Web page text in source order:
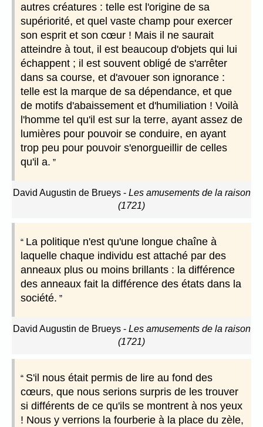
autres créatures : telle est l'origine de sa
supériorité, et quel vaste champ pour exercer
son esprit et son cœur ! Mais il ne saurait
atteindre à tout, il est beaucoup d'objets qui lui
échappent ; il est souvent obligé de s'arrêter
dans sa course, et d'avouer son ignorance :
telle est la marque de sa dépendance, et que
de motifs d'abaissement et d'humiliation ! Voilà
l'homme tel qu'il est sur la terre, ayant assez de
lumières pour pouvoir se conduire, en ayant
trop peu pour pouvoir s'enorgueillir de celles
qu'il a.
David Augustin de Brueys- Les amusements de la raison
(1721)
La politique n'est qu'une longue chaîne à
laquelle chaque individu est attaché par des
anneaux plus ou moins brillants : la différence
des anneaux fait la différence des états dans la
société.
David Augustin de Brueys- Les amusements de la raison
(1721)
S'il nous était permis de lire au fond des
cœurs, que nous serions surpris de les trouver
si différents de ce qu'ils se montrent à nos yeux
! Nous y verrions la fourberie à la place du zèle,